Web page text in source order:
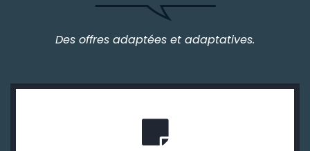
Des offres adaptées et adaptatives.